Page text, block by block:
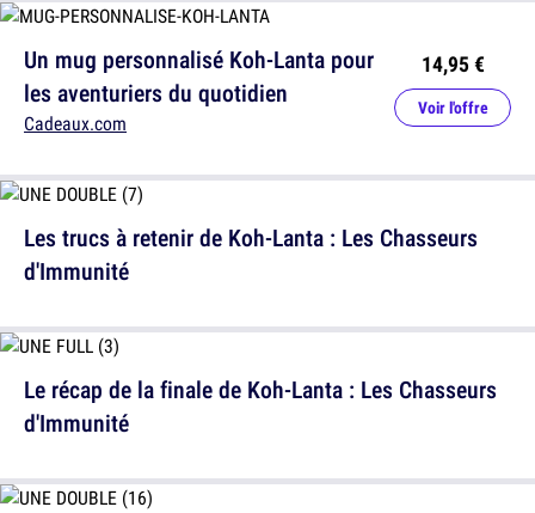
Les trucs à retenir de Koh-Lanta : Les Chasseurs
d'Immunité
Un mug personnalisé Koh-Lanta pour
les aventuriers du quotidien
Cadeaux.com
14,95 €
Voir l'offre
Le récap de la finale de Koh-Lanta : Les Chasseurs
d'Immunité